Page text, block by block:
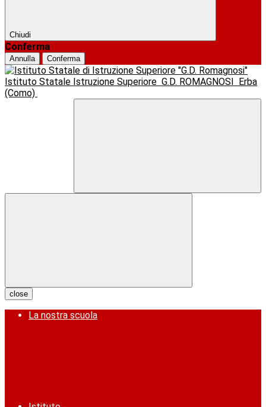
Chiudi
Conferma
Annulla Conferma
Istituto Statale Istruzione Superiore G.D. ROMAGNOSI
Erba
(Como)
close
La nostra scuola